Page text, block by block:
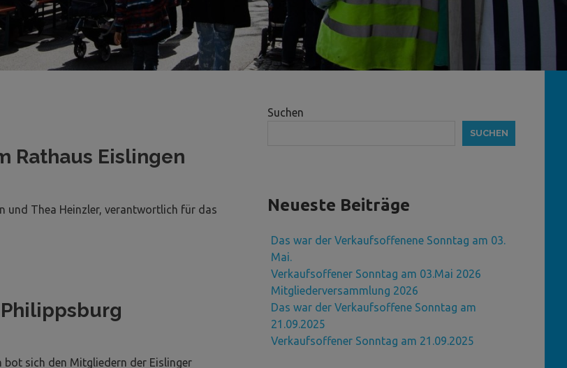
Rathaus Eislingen
und Thea Heinzler, verantwortlich für das
bot sich den Mitgliedern der Eislinger
Suchen
SUCHEN
Neueste Beiträge
Das war der Verkaufsoffenene Sonntag am 03.
Mai.
Verkaufsoffener Sonntag am 03.Mai 2026
Mitgliederversammlung 2026
Das war der Verkaufsoffene Sonntag am
21.09.2025
Verkaufsoffener Sonntag am 21.09.2025